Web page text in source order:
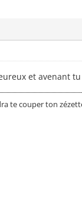
et avenant
te couper ton